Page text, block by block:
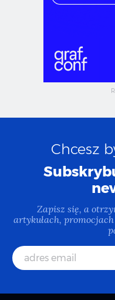
Chcesz
Zapisz się, a
artykułach,